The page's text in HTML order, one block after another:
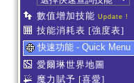
數值增加技能 Update !
技能消耗表 [強度表]
快速功能 - Quick Menu
愛爾琳世界地圖
魔力賦予 [喜愛]